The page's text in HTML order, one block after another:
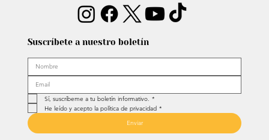
Suscríbete a nuestro boletín
Sí, suscríbeme a tu boletín informativo. *
He leído y acepto la política de privacidad *
Enviar